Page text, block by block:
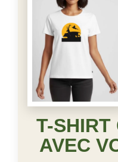
T-SHIRT
AVEC